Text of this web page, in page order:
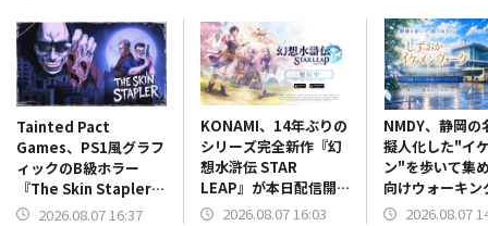
Tainted Pact
Games、PS1風グラフ
ィックのB級ホラー
『The Skin Stapler』
を配信開始！
2026.08.07 16:37
KONAMI、14年ぶりの
シリーズ完全新作『幻
想水滸伝 STAR
LEAP』が本日配信開
始…近日実装予定の初
2026.08.07 16:03
NMDY、静岡の
擬人化した"イ
ン"を歩いて集
向けウォーキン
リ「しずおかイ
2026.08.07